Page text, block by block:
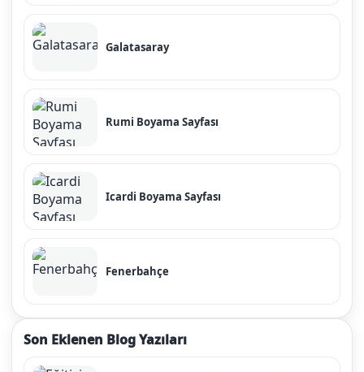
Galatasaray
Rumi Boyama Sayfası
Icardi Boyama Sayfası
Fenerbahçe
Son Eklenen Blog Yazıları